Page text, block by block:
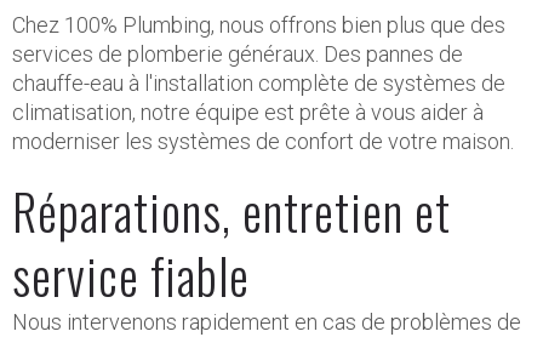
Chez 100% Plumbing, nous offrons bien plus que des
services de plomberie généraux. Des pannes de
chauffe-eau à l'installation complète de systèmes de
climatisation, notre équipe est prête à vous aider à
moderniser les systèmes de confort de votre maison.
Réparations, entretien et
service fiable
Nous intervenons rapidement en cas de problèmes de